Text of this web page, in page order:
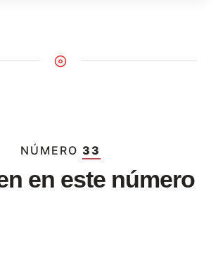
NÚMERO 33
en este número